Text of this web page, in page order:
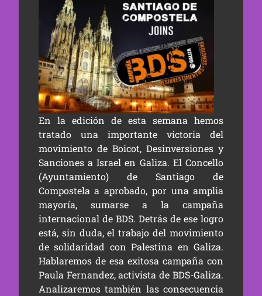
En la edición de esta semana hemos
tratado una importante victoria del
movimiento de Boicot, Desinversiones y
Sanciones a Israel en Galiza. El Concello
(Ayuntamiento) de Santiago de
Compostela a aprobado, por una amplia
mayoría, sumarse a la campaña
internacional de BDS. Detrás de ese logro
está, sin duda, el trabajo del movimiento
de solidaridad con Palestina en Galiza.
Hablaremos de esa exitosa campaña con
Paula Fernandez, activista de BDS-Galiza.
Analizaremos también las consecuencia